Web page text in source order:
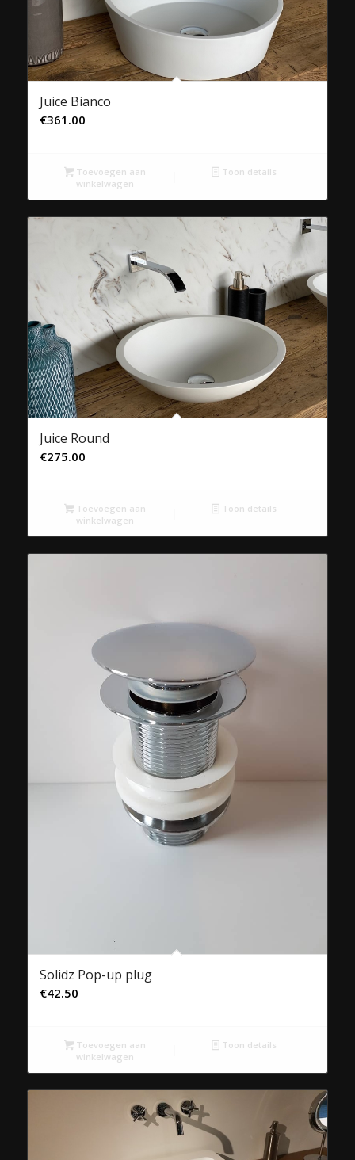
Juice Bianco
€361.00
Toevoegen aan
winkelwagen
Toon details
Juice Round
€275.00
Toevoegen aan
winkelwagen
Toon details
Solidz Pop-up plug
€42.50
Toevoegen aan
winkelwagen
Toon details